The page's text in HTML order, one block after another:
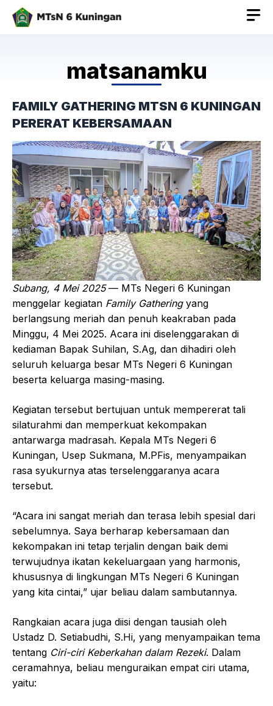
Langsung
matsanamku
FAMILY GATHERING MTSN 6 KUNINGAN
PERERAT KEBERSAMAAN
Subang, 4 Mei 2025— MTs Negeri 6 Kuningan
menggelar kegiatan Family Gatheringyang
berlangsung meriah dan penuh keakraban pada
Minggu, 4 Mei 2025. Acara ini diselenggarakan di
kediaman Bapak Suhilan, S.Ag, dan dihadiri oleh
seluruh keluarga besar MTs Negeri 6 Kuningan
beserta keluarga masing-masing.
Kegiatan tersebut bertujuan untuk mempererat tali
silaturahmi dan memperkuat kekompakan
antarwarga madrasah. Kepala MTs Negeri 6
Kuningan, Usep Sukmana, M.PFis, menyampaikan
rasa syukurnya atas terselenggaranya acara
tersebut.
“Acara ini sangat meriah dan terasa lebih spesial dari
sebelumnya. Saya berharap kebersamaan dan
kekompakan ini tetap terjalin dengan baik demi
terwujudnya ikatan kekeluargaan yang harmonis,
khususnya di lingkungan MTs Negeri 6 Kuningan
yang kita cintai,” ujar beliau dalam sambutannya.
Rangkaian acara juga diisi dengan tausiah oleh
Ustadz D. Setiabudhi, S.Hi, yang menyampaikan tema
tentang Ciri-ciri Keberkahan dalam Rezeki. Dalam
ceramahnya, beliau menguraikan empat ciri utama,
yaitu: